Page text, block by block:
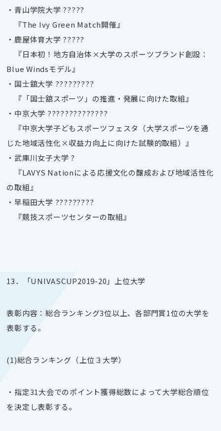
・青山学院大学 ?????
『The Ivy Green Match開催』
・鹿屋体育大学 ?????
『日本初！地方自治体×大学のスポーツブランド創設：
Blue Windsモデル』
・国士舘大学 ?????????
『「国士舘スポーツ」の推進・発展に向けた取組』
・中京大学 ??????????????
『中京大学子どもスポーツフェスタ（大学スポーツを通
じた地域活性化×収益力向上に向けた試験的取組）』
・武庫川女子大学 ?
『LAVYS Nationによる応援文化の醸成および地域活性化
の取組』
・早稲田大学 ?????????
『競技スポーツセンターの取組』
13．「UNIVASCUP2019-20 」上位大学
表彰内容：総合ランキング3位以上、各部門賞1位の大学を
表彰する。
(1)総合ランキング（上位３大学）
・指定31大会でのポイント獲得総数によって大学総合順位
を決定し表彰する。